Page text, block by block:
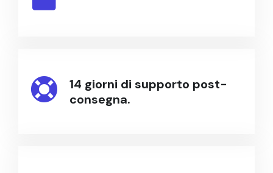
14 giorni di supporto post-
consegna.